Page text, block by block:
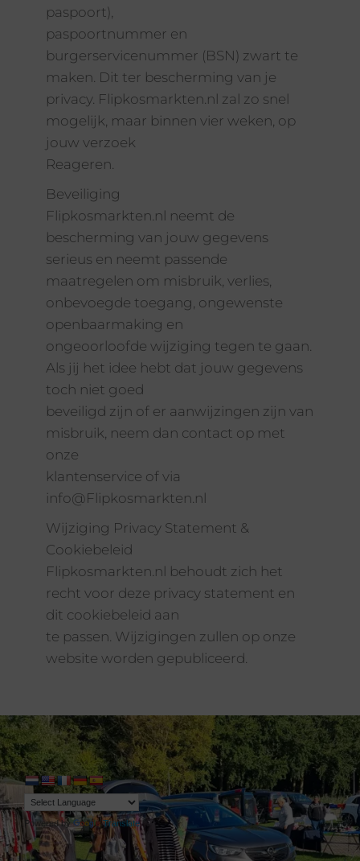
paspoort),
paspoortnummer en
burgerservicenummer (BSN) zwart te
maken. Dit ter bescherming van je
privacy. Flipkosmarkten.nl zal zo snel
mogelijk, maar binnen vier weken, op
jouw verzoek
Reageren.
Beveiliging
Flipkosmarkten.nl neemt de
bescherming van jouw gegevens
serieus en neemt passende
maatregelen om misbruik, verlies,
onbevoegde toegang, ongewenste
openbaarmaking en
ongeoorloofde wijziging tegen te gaan.
Als jij het idee hebt dat jouw gegevens
toch niet goed
beveiligd zijn of er aanwijzingen zijn van
misbruik, neem dan contact op met
onze
klantenservice of via
info@Flipkosmarkten.nl
Wijziging Privacy Statement &
Cookiebeleid
Flipkosmarkten.nl behoudt zich het
recht voor deze privacy statement en
dit cookiebeleid aan
te passen. Wijzigingen zullen op onze
website worden gepubliceerd.
Powered by Translate